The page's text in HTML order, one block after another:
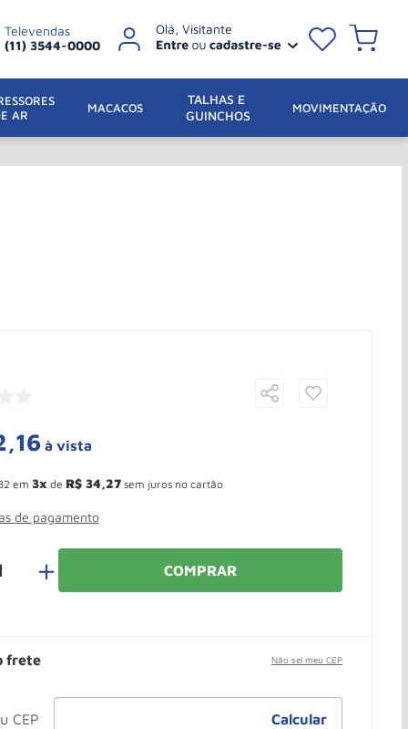
Televendas
(11) 3544-0000
AR
MACACOS
TALHAS E
GUINCHOS
MOVIMENTAÇÃO
,16 à vista
em 3 de R$ 34,27sem juros no cartão
de pagamento
＋ COMPRAR
frete Não sei meu CEP